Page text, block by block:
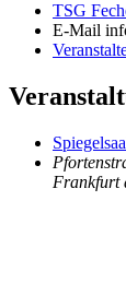
TSG
E-Mail
Frankfurt